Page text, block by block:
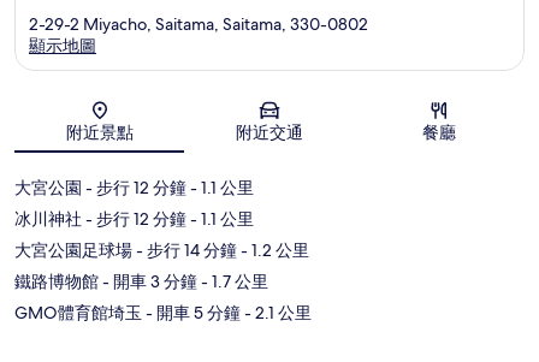
地圖
2-29-2 Miyacho, Saitama, Saitama, 330-0802
顯示地圖
附近景點 附近交通 餐廳
大宮公園 - 步行 12 分鐘- 1.1 公里
冰川神社 - 步行 12 分鐘- 1.1 公里
大宮公園足球場- 步行 14 分鐘- 1.2 公里
鐵路博物館- 開車 3 分鐘- 1.7 公里
GMO體育館埼玉 - 開車 5 分鐘- 2.1 公里